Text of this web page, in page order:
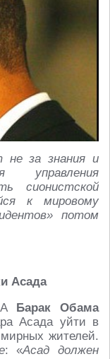
не за знания и
управления
сионистской
к мировому
потом
Асада
Барак Обама
Асада уйти в
мирных жителей.
: «Асад должен